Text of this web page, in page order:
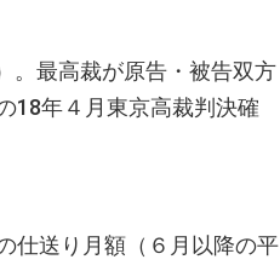
。最高裁が原告・被告双方
18年４月東京高裁判決確
仕送り月額（６月以降の平